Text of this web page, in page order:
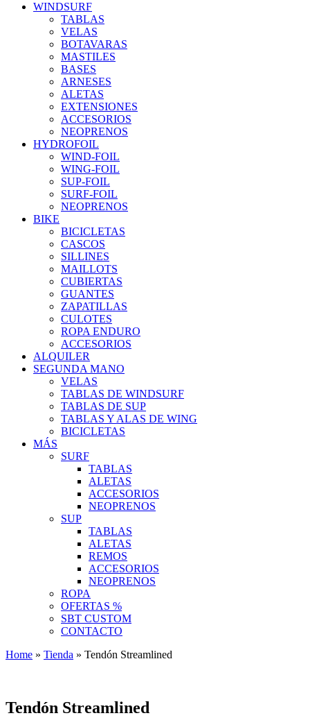
WINDSURF
TABLAS
VELAS
BOTAVARAS
MASTILES
BASES
ARNESES
ALETAS
EXTENSIONES
ACCESORIOS
NEOPRENOS
HYDROFOIL
WIND-FOIL
WING-FOIL
SUP-FOIL
SURF-FOIL
NEOPRENOS
BIKE
BICICLETAS
CASCOS
SILLINES
MAILLOTS
CUBIERTAS
GUANTES
ZAPATILLAS
CULOTES
ROPA ENDURO
ACCESORIOS
ALQUILER
SEGUNDA MANO
VELAS
TABLAS DE WINDSURF
TABLAS DE SUP
TABLAS Y ALAS DE WING
BICICLETAS
MÁS
SURF
TABLAS
ALETAS
ACCESORIOS
NEOPRENOS
SUP
TABLAS
ALETAS
REMOS
ACCESORIOS
NEOPRENOS
ROPA
OFERTAS %
SBT CUSTOM
CONTACTO
Home » Tienda » Tendón Streamlined
Tendón Streamlined